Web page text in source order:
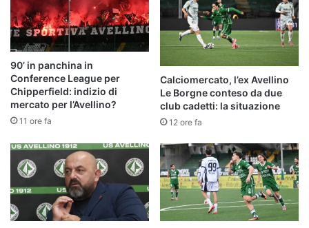
90’ in panchina in
Conference League per
Chipperfield: indizio di
mercato per l’Avellino?
11 ore fa
Calciomercato, l’ex Avellino
Le Borgne conteso da due
club cadetti: la situazione
12 ore fa